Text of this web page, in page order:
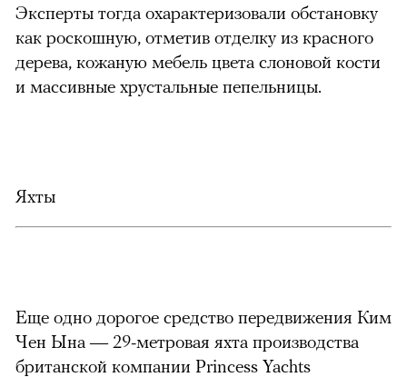
Эксперты тогда охарактеризовали обстановку
как роскошную, отметив отделку из красного
дерева, кожаную мебель цвета слоновой кости
и массивные хрустальные пепельницы.
Яхты
Еще одно дорогое средство передвижения Ким
Чен Ына — 29-метровая яхта производства
британской компании Princess Yachts